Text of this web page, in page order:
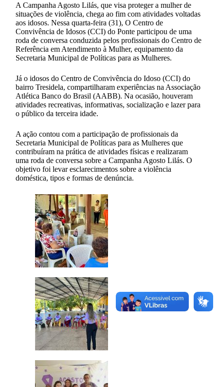
A Campanha Agosto Lilás, que visa proteger a mulher de
situações de violência, chega ao fim com atividades voltadas
aos idosos. Nessa quarta-feira (31), O Centro de
Convivência de Idosos (CCI) do Ponte participou de uma
roda de conversa conduzida pelos profissionais do Centro de
Referência em Atendimento à Mulher, equipamento da
Secretaria Municipal de Políticas para as Mulheres.
Já o idosos do Centro de Convivência do Idoso (CCI) do
bairro Tresidela, compartilharam experiências na Associação
Atlética Banco do Brasil (AABB). Na ocasião, houveram
atividades recreativas, informativas, socialização e lazer para
o público da terceira idade.
A ação contou com a participação de profissionais da
Secretaria Municipal de Políticas para as Mulheres que
contribuíram na prática de atividades físicas e realizaram
uma roda de conversa sobre a Campanha Agosto Lilás. O
objetivo foi levar esclarecimentos sobre a violência
doméstica, tipos e formas de denúncia.